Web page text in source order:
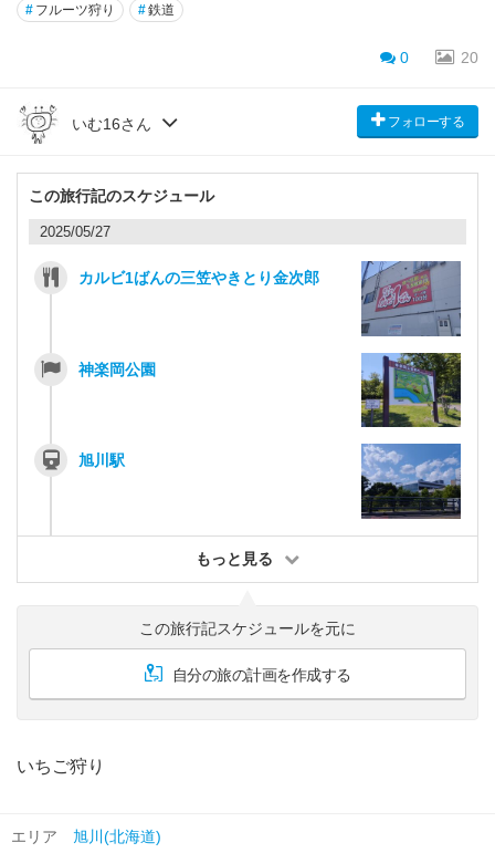
# フルーツ狩り #鉄道
0 20
いむ16さん フォローする
この旅行記のスケジュール
2025/05/27
カルビ1ばんの三笠やきとり金次郎
神楽岡公園
旭川駅
もっと見る
この旅行記スケジュールを元に
自分の旅の計画を作成する
いちご狩り
エリア 旭川(北海道)